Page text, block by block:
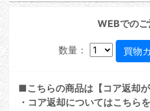
WEBでの
数量：
■こちらの商品は【コア返却が
・コア返却についてはこちら